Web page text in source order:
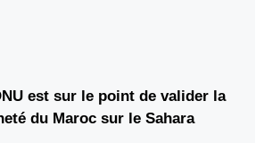
est sur le point de valider la
du Maroc sur le Sahara